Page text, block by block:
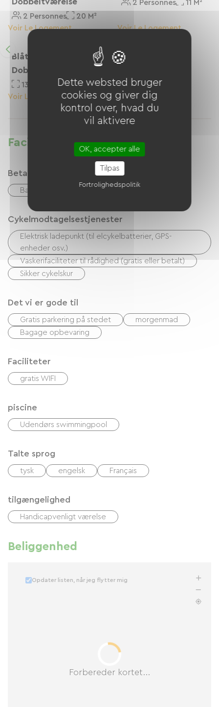
2 Personnes
20 M²
Voir Le Logement
2 Personnes 11 M²
Voir Le Logement
Blåt Værelse -
Dobbeltværelse
13 M²
Voir Le Logement
Faciliteter
Betalingsmåder
Bank kort Overførsel
Cykelmodtagelsestjenester
Elektrisk ladepunkt (til elcykelbatterier, GPS-
enheder osv.)
Vaskerifaciliteter til rådighed (gratis eller betalt)
Sikker cykelskur
Det vi er gode til
Gratis parkering på stedet
morgenmad
Bagage opbevaring
Faciliteter
gratis WIFI
piscine
Udendørs swimmingpool
Talte sprog
tysk engelsk Français
tilgængelighed
Handicapvenligt værelse
Beliggenhed
Forbereder kortet...
Opdater listen, når jeg flytter mig
Dette websted bruger
cookies og giver dig
kontrol over, hvad du
vil aktivere
OK, accepter alle
Tilpas
Fortrolighedspolitik